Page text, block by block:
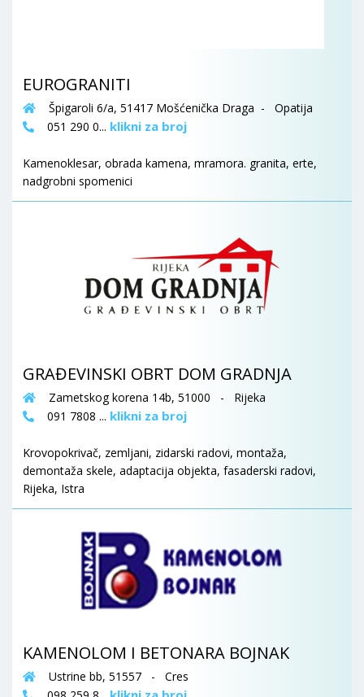
EUROGRANITI
Špigaroli 6/a, 51417 Mošćenička Draga - Opatija
051 290 0... klikni za broj
Kamenoklesar, obrada kamena, mramora. granita, erte,
nadgrobni spomenici
GRAĐEVINSKI OBRT DOM GRADNJA
Zametskog korena 14b, 51000 - Rijeka
091 7808 ... klikni za broj
Krovopokrivač, zemljani, zidarski radovi, montaža,
demontaža skele, adaptacija objekta, fasaderski radovi,
Rijeka, Istra
KAMENOLOM I BETONARA BOJNAK
Ustrine bb, 51557 - Cres